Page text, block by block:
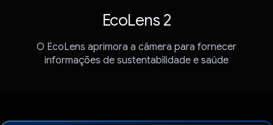
EcoLens 2
O EcoLens aprimora a câmera para fornecer
informações de sustentabilidade e saúde